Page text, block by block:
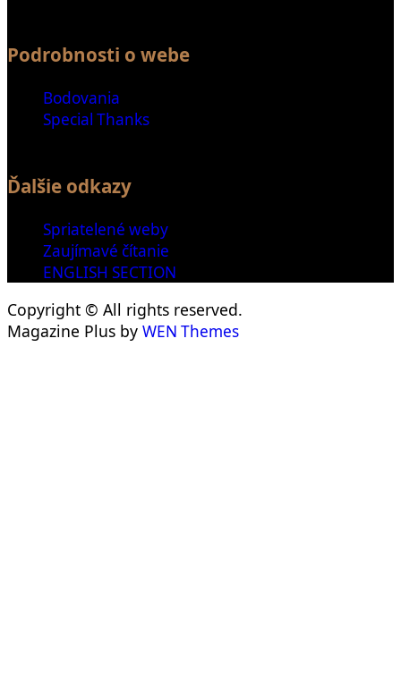
Podrobnosti o webe
Bodovania
Special Thanks
Ďalšie odkazy
Spriatelené weby
Zaujímavé čítanie
ENGLISH SECTION
Copyright © All rights reserved.
Magazine Plus by WEN Themes